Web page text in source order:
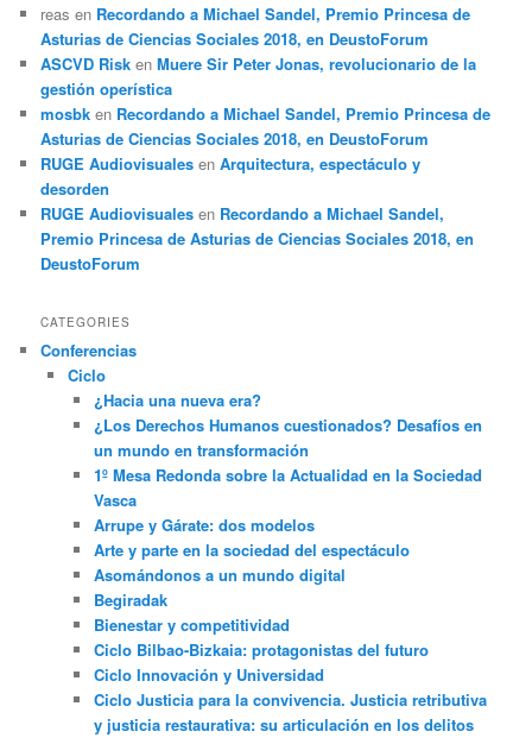
reas en Recordando a Michael Sandel, Premio Princesa de
Asturias de Ciencias Sociales 2018, en DeustoForum
ASCVD Risk enMuere Sir Peter Jonas, revolucionario de la
gestión operística
mosbk en Recordando a Michael Sandel, Premio Princesa de
Asturias de Ciencias Sociales 2018, en DeustoForum
RUGE Audiovisuales enArquitectura, espectáculo y
desorden
RUGE Audiovisuales en Recordando a Michael Sandel,
Premio Princesa de Asturias de Ciencias Sociales 2018, en
DeustoForum
CATEGORIES
Conferencias
Ciclo
¿Hacia una nueva era?
¿Los Derechos Humanos cuestionados? Desafíos en
un mundo en transformación
1º Mesa Redonda sobre la Actualidad en la Sociedad
Vasca
Arrupe y Gárate: dos modelos
Arte y parte en la sociedad del espectáculo
Asomándonos a un mundo digital
Begiradak
Bienestar y competitividad
Ciclo Bilbao-Bizkaia: protagonistas del futuro
Ciclo Innovación y Universidad
Ciclo Justicia para la convivencia. Justicia retributiva
y justicia restaurativa: su articulación en los delitos